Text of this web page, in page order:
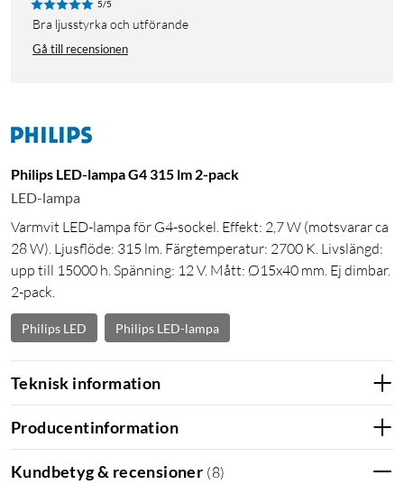
5/5
Bra ljusstyrka och utförande
Gå till recensionen
Philips LED-lampa G4 315 lm 2-pack
LED-lampa
Varmvit LED-lampa för G4-sockel. Effekt: 2,7 W (motsvarar ca
28 W). Ljusflöde: 315 lm. Färgtemperatur: 2700 K. Livslängd:
upp till 15000 h. Spänning: 12 V. Mått: Ø15x40 mm. Ej dimbar.
2-pack.
Philips LED Philips LED-lampa
Teknisk information
Producentinformation
Kundbetyg & recensioner (8)